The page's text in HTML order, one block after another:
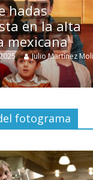
entre dos
Julio Martínez Molina
fotograma